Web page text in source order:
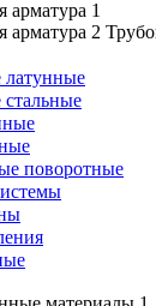
поворотные